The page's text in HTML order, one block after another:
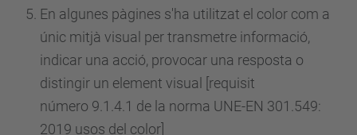
En algunes pàgines s'ha utilitzat el color com a
únic mitjà visual per transmetre informació,
indicar una acció, provocar una resposta o
distingir un element visual [requisit
número 9.1.4.1 de la norma UNE-EN 301.549:
2019 usos del color]